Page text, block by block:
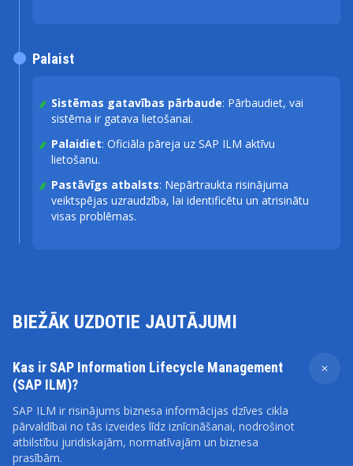
Sistēmas gatavības pārbaude: Pārbaudiet, vai
sistēma ir gatava lietošanai.
Palaidiet: Oficiāla pāreja uz SAP ILM aktīvu
lietošanu.
Pastāvīgs atbalsts: Nepārtraukta risinājuma
veiktspējas uzraudzība, lai identificētu un atrisinātu
visas problēmas.
Palaist
BIEŽĀK UZDOTIE JAUTĀJUMI
Kas ir SAP Information Lifecycle Management
(SAP ILM)?
SAP ILM ir risinājums biznesa informācijas dzīves cikla
pārvaldībai no tās izveides līdz iznīcināšanai, nodrošinot
atbilstību juridiskajām, normatīvajām un biznesa
prasībām.